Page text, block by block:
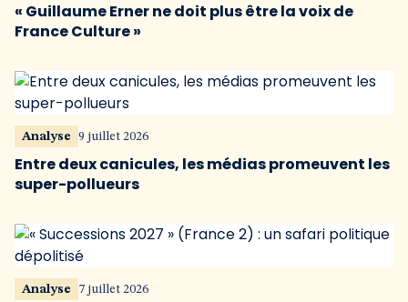
« Guillaume Erner ne doit plus être la voix de
France Culture »
Analyse 9 juillet 2026
Entre deux canicules, les médias promeuvent les
super-pollueurs
Analyse 7 juillet 2026